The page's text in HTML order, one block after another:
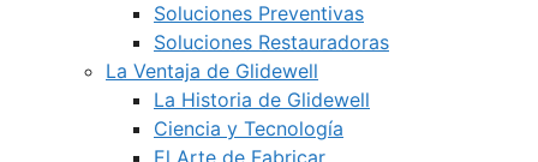
Soluciones Preventivas
Soluciones Restauradoras
La Ventaja de Glidewell
La Historia de Glidewell
Ciencia y Tecnología
El Arte de Fabricar